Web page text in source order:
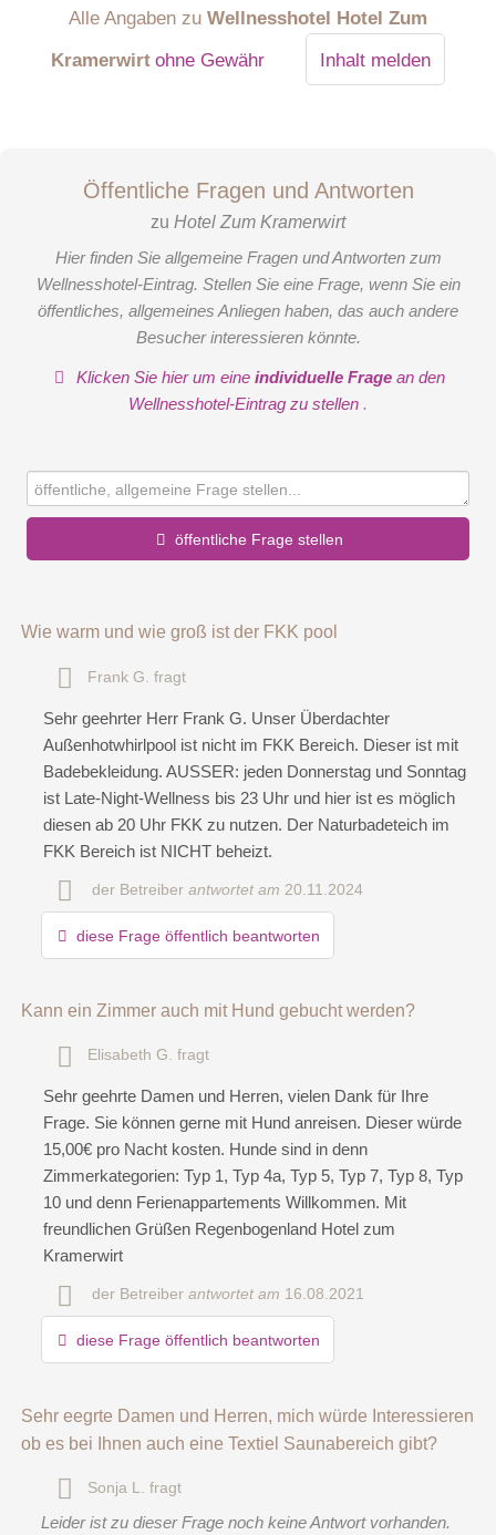
Alle Angaben zu Wellnesshotel Hotel Zum
Kramerwirt ohne Gewähr Inhalt melden
Öffentliche Fragen und Antworten
zu Hotel Zum Kramerwirt
Hier finden Sie allgemeine Fragen und Antworten zum
Wellnesshotel-Eintrag. Stellen Sie eine Frage, wenn Sie ein
öffentliches, allgemeines Anliegen haben, das auch andere
Besucher interessieren könnte.
Klicken Sie hier um eineindividuelle Frage an den
Wellnesshotel-Eintrag zu stellen .
öffentliche Frage stellen
Name
E-Mail-Adresse (wird nicht veröffentlicht)
Datenschutzerklärunghabe ich zur Kenntnis genommen.
öffentliche Frage stellen Abbrechen
Hinweis:Bitte beachten Sie, öffentliche Fragen sind
Besucher sichtbar
Klicken Sie hier um eineindividuelle Fragean den
Wellnesshotel-Eintrag zu stellen.
Wie warm und wie groß ist der FKK pool
Frank G. fragt
Sehr geehrter Herr Frank G. Unser Überdachter
Außenhotwhirlpool ist nicht im FKK Bereich. Dieser ist mit
Badebekleidung. AUSSER: jeden Donnerstag und Sonntag
ist Late-Night-Wellness bis 23 Uhr und hier ist es möglich
diesen ab 20 Uhr FKK zu nutzen. Der Naturbadeteich im
FKK Bereich ist NICHT beheizt.
der Betreiber antwortet am 20.11.2024
diese Frage öffentlich beantworten
Kann ein Zimmer auch mit Hund gebucht werden?
Elisabeth G. fragt
Sehr geehrte Damen und Herren, vielen Dank für Ihre
Frage. Sie können gerne mit Hund anreisen. Dieser würde
15,00€ pro Nacht kosten. Hunde sind in denn
Zimmerkategorien: Typ 1, Typ 4a, Typ 5, Typ 7, Typ 8, Typ
10 und denn Ferienappartements Willkommen. Mit
freundlichen Grüßen Regenbogenland Hotel zum
Kramerwirt
der Betreiber antwortet am 16.08.2021
diese Frage öffentlich beantworten
Sehr eegrte Damen und Herren, mich würde Interessieren
ob es bei Ihnen auch eine Textiel Saunabereich gibt?
Sonja L. fragt
Leider ist zu dieser Frage noch keine Antwort vorhanden.